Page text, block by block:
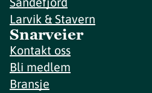
Larvik & Stavern
Snarveier
Kontakt oss
Bli medlem
Bransje